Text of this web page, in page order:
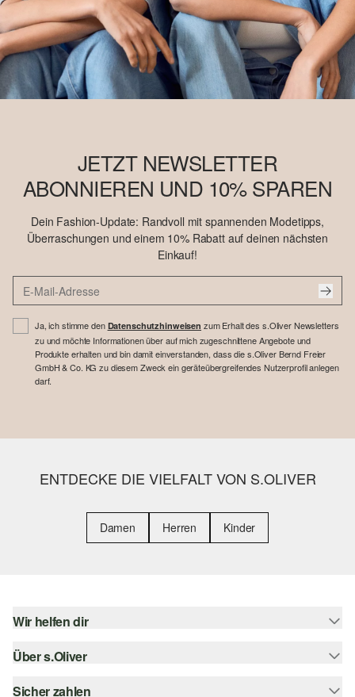
JETZT NEWSLETTER
ABONNIEREN UND 10% SPAREN
Dein Fashion-Update: Randvoll mit spannenden Modetipps,
Überraschungen und einem 10% Rabatt auf deinen nächsten
Einkauf!
Ja, ich stimme den Datenschutzhinweisen zum Erhalt des s.Oliver Newsletters
zu und möchte Informationen über auf mich zugeschnittene Angebote und
Produkte erhalten und bin damit einverstanden, dass die s.Oliver Bernd Freier
GmbH & Co. KG zu diesem Zweck ein geräteübergreifendes Nutzerprofil anlegen
darf.
ENTDECKE DIE VIELFALT VON S.OLIVER
Damen Herren Kinder
Wir helfen dir
Hilfe & FAQ
Über s.Oliver
Newsletter
Sicher zahlen